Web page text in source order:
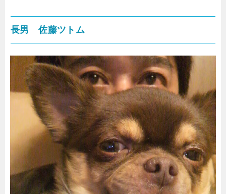
長男 佐藤ツトム